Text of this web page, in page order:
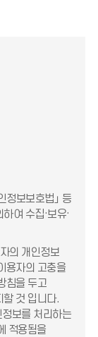
정보보호법」 등
여 수집·보유·
의 개인정보
용자의 고충을
침을 두고
할 것 입니다.
보를 처리하는
적용됨을